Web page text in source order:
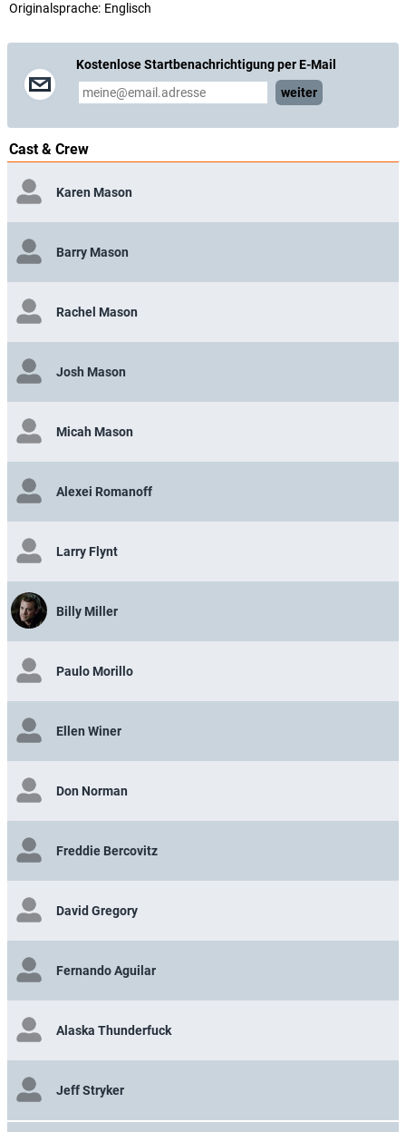
Originalsprache: Englisch
Kostenlose Startbenachrichtigung per E-Mail
weiter
Cast & Crew
Karen Mason
Barry Mason
Rachel Mason
Josh Mason
Micah Mason
Alexei Romanoff
Larry Flynt
Billy Miller
Paulo Morillo
Ellen Winer
Don Norman
Freddie Bercovitz
David Gregory
Fernando Aguilar
Alaska Thunderfuck
Jeff Stryker